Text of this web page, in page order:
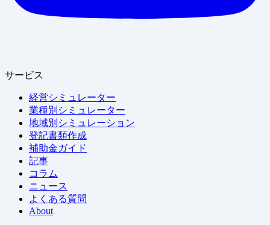
サービス
経営シミュレーター
業種別シミュレーター
地域別シミュレーション
登記書類作成
補助金ガイド
記事
コラム
ニュース
よくある質問
About